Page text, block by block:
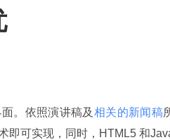
。依照演讲稿及 相关的新闻稿
即可实现，同时，HTML5 和